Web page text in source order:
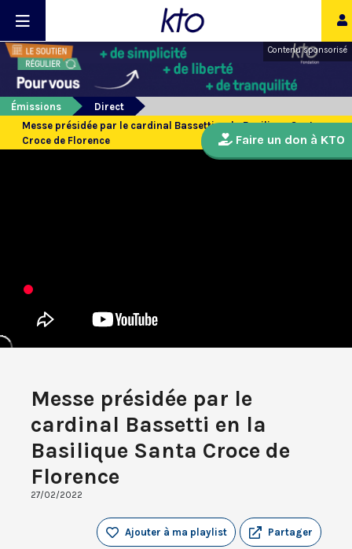
Contenu sponsorisé
Émissions
Direct
Messe présidée par le cardinal Bassetti en la Basilique Santa
Croce de Florence
Messe présidée par le
cardinal Bassetti en la
Basilique Santa Croce de
Florence
27/02/2022
Partager
Ajouter à ma playlist
Faire un don à KTO